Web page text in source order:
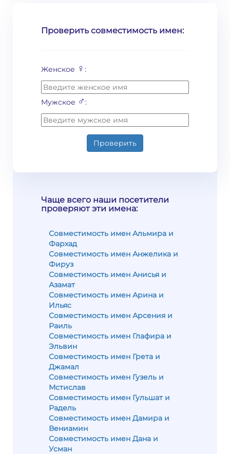
Проверить совместимость имен:
Женское ♀ :
Мужское ♂:
Проверить
Чаще всего наши посетители
проверяют эти имена:
Совместимость имен Альмира и
Фархад
Совместимость имен Анжелика и
Фируз
Совместимость имен Анисья и
Азамат
Совместимость имен Арина и
Ильяс
Совместимость имен Арсения и
Раиль
Совместимость имен Глафира и
Эльвин
Совместимость имен Грета и
Джамал
Совместимость имен Гузель и
Мстислав
Совместимость имен Гульшат и
Радель
Совместимость имен Дамира и
Вениамин
Совместимость имен Дана и
Усман